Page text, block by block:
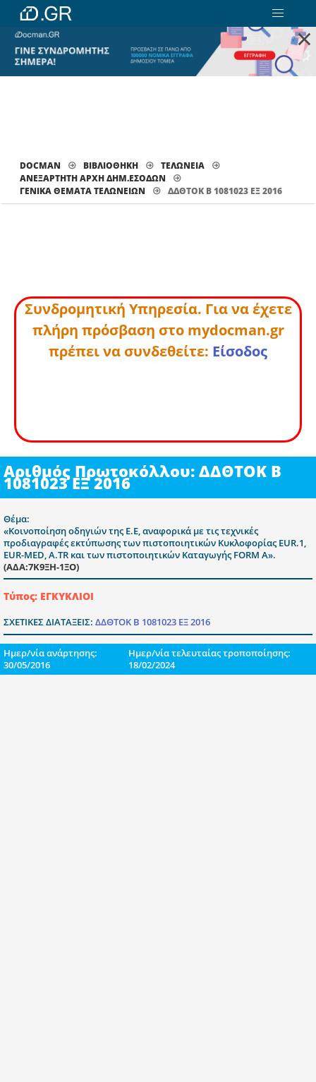
×
DOCMAN ΒΙΒΛΙΟΘΗΚΗ
ΤΕΛΩΝΕΙΑ
ΑΝΕΞΑΡΤΗΤΗ ΑΡΧΗ ΔΗΜ.ΕΣΟΔΩΝ
ΓΕΝΙΚΆ ΘΈΜΑΤΑ ΤΕΛΩΝΕΊΩΝ
ΔΔΘΤΟΚ Β 1081023 ΕΞ 2016
Συνδρομητική Υπηρεσία. Για να έχετε
πλήρη πρόσβαση στο mydocman.gr
πρέπει να συνδεθείτε: Είσοδος
Αριθμός Πρωτοκόλλου: ΔΔΘΤΟΚ Β
1081023 ΕΞ 2016
Θέμα:
«Κοινοποίηση οδηγιών της Ε.Ε, αναφορικά με τις τεχνικές
προδιαγραφές εκτύπωσης των πιστοποιητικών Κυκλοφορίας EUR.1,
EUR-MED, A.TR και των πιστοποιητικών Καταγωγής FORM A».
(ΑΔΑ:7Κ9ΞΗ-1ΞΟ)
Τύπος: ΕΓΚΥΚΛΙΟΙ
ΣΧΕΤΙΚΕΣ ΔΙΑΤΑΞΕΙΣ: ΔΔΘΤΟΚ Β 1081023 ΕΞ 2016
Ημερ/νία ανάρτησης:
30/05/2016
Ημερ/νία τελευταίας τροποποίησης:
18/02/2024